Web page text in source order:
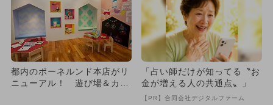
都内のボーネルンド本店がリ
ニューアル！ 遊び場＆カフ
「占い師だけが知ってる〝お
金が増える人の共通点〟」
【PR】合同会社デジタルファーム